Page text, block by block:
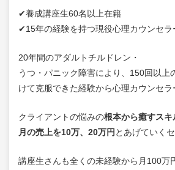
✔養成講座生60名以上在籍
✔15年の経験を持つ現役心理カウンセラ
20年間のアダルトチルドレン・
うつ・パニック障害により、150回以上
けて克服できた経験から心理カウンセラ
クライアントの悩みの根本から癒すスキ
月の売上を10万、20万円 とあげていく
講座生さんも全くの未経験から月100万